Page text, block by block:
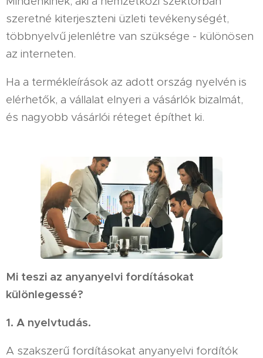
szeretné kiterjeszteni üzleti tevékenységét,
többnyelvű jelenlétre van szüksége - különösen
az interneten.
Ha a termékleírások az adott ország nyelvén is
elérhetők, a vállalat elnyeri a vásárlók bizalmát,
és nagyobb vásárlói réteget építhet ki.
Mi teszi az anyanyelvi fordításokat
különlegessé?
1. A nyelvtudás.
A szakszerű fordításokat anyanyelvi fordítók